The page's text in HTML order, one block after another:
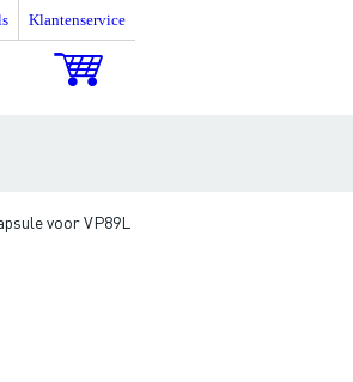
Klantenservice
voor VP89L